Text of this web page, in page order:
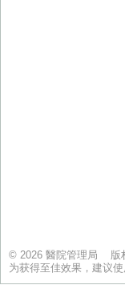
© 2026 醫院管理局
为获得至佳效果，建议